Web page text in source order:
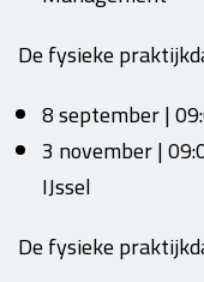
De fysieke
8 september |
3 november |
IJssel
De fysieke